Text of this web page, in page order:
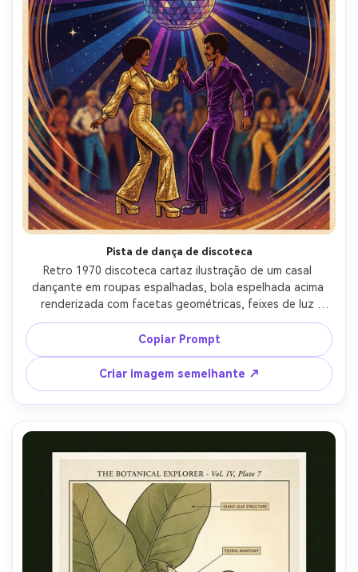
Pista de dança de discoteca
Retro 1970 discoteca cartaz ilustração de um casal
dançante em roupas espalhadas, bola espelhada acima
renderizada com facetas geométricas, feixes de luz
varredura, espaço de tipografia de manchete grosso,
paleta de ouro, roxo e azul profundo, textura de grão
brilhante, sombras de meio tom, composição enérgica
com linhas de movimento curvas, layout de folheto de
festa pronto para detalhes do evento, lente de 85mm,
profundidade de campo rasa-AR 4:5
Copiar Prompt
Criar imagem semelhante ↗